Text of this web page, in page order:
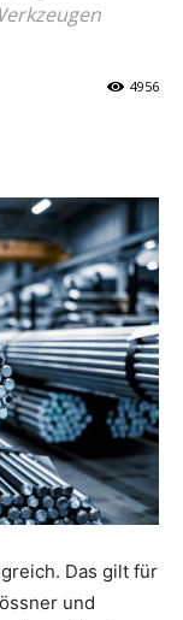
4956
Das gilt für
und